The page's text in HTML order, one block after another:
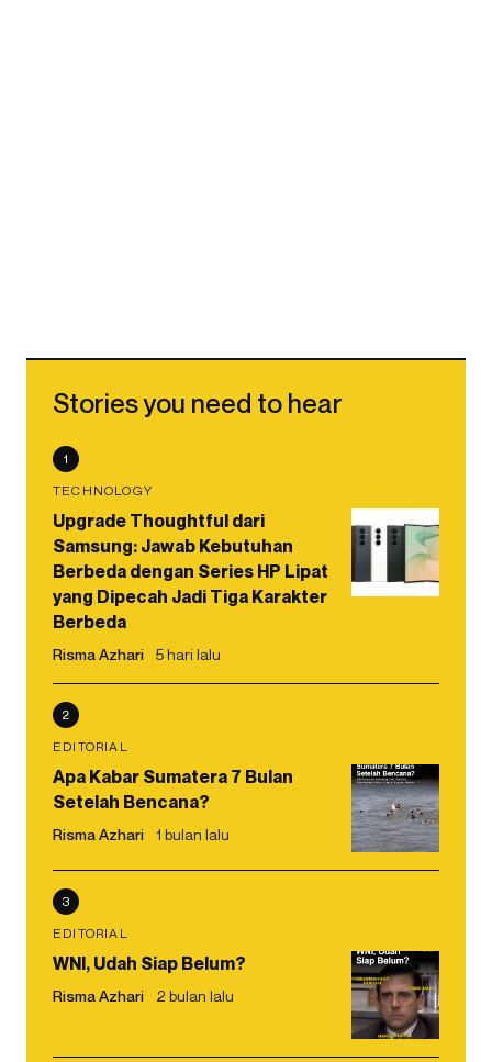
Stories you need to hear
1
TECHNOLOGY
Upgrade Thoughtful dari
Samsung: Jawab Kebutuhan
Berbeda dengan Series HP Lipat
yang Dipecah Jadi Tiga Karakter
Berbeda
Risma Azhari 5 hari lalu
2
EDITORIAL
Apa Kabar Sumatera 7 Bulan
Setelah Bencana?
Risma Azhari 1 bulan lalu
3
EDITORIAL
WNI, Udah Siap Belum?
Risma Azhari 2 bulan lalu